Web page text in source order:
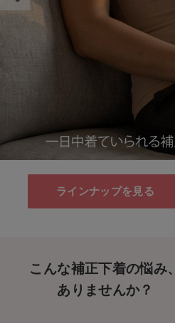
ラインナップを見る
こんな補正下着の悩み、
ありませんか？